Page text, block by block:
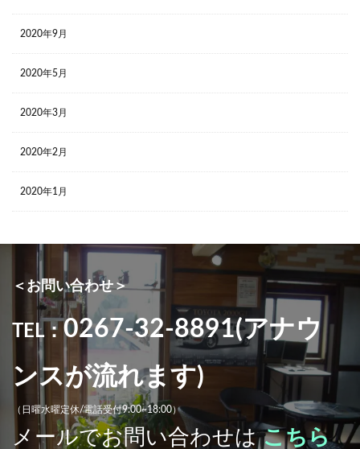
2020年9月
2020年5月
2020年3月
2020年2月
2020年1月
＜お問い合わせ＞
TEL： 0267-32-8891(アナウ
ンスが流れます)
（日曜水曜定休/電話受付9:00~18:00）
メールでお問い合わせはこちら